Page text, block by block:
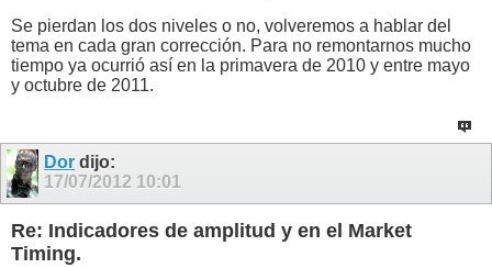
Se pierdan los dos niveles o no, volveremos a hablar del
tema en cada gran corrección. Para no remontarnos mucho
tiempo ya ocurrió así en la primavera de 2010 y entre mayo
y octubre de 2011.
Dor dijo:
17/07/2012 10:01
Re: Indicadores de amplitud y en el Market
Timing.